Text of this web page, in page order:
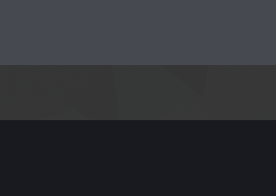
enger zieht, bieten Dawa Rinpoche
Roman auf der Seidenstraße, wo